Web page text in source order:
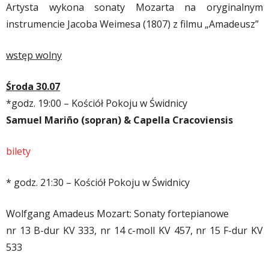
Artysta wykona sonaty Mozarta na oryginalnym
instrumencie Jacoba Weimesa (1807) z filmu „Amadeusz”
wstęp wolny
Środa 30.07
*godz. 19:00 – Kościół Pokoju w Świdnicy
Samuel Mariño (sopran) & Capella Cracoviensis
bilety
* godz. 21:30 – Kościół Pokoju w Świdnicy
Wolfgang Amadeus Mozart: Sonaty fortepianowe
nr 13 B-dur KV 333, nr 14 c-moll KV 457, nr 15 F-dur KV
533